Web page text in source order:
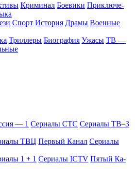
Кри­ми­нал Бое­ви­ки При­клю­че­
Спорт Ис­то­рия Дра­мы Во­ен­ные
Трил­ле­ры Био­гра­фия Ужа­сы ТВ —
— 1 Се­риа­лы СТС Се­риа­лы ТВ–3
ТВЦ Пер­вый Ка­нал Се­риа­лы
1 + 1 Се­риа­лы ICTV Пя­тый Ка­